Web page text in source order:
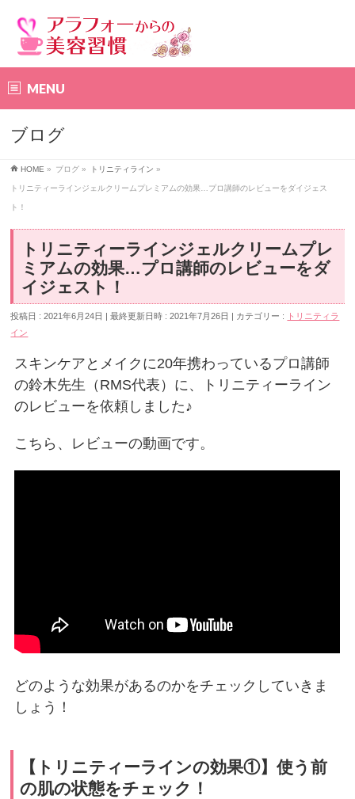
MENU
ブログ
HOME » ブログ » トリニティライン »
トリニティーラインジェルクリームプレミアムの効果…プロ講師のレビューをダイジェス
ト！
トリニティーラインジェルクリームプレ
ミアムの効果…プロ講師のレビューをダ
イジェスト！
投稿日 : 2021年6月24日 最終更新日時 : 2021年7月26日 カテゴリー :
トリニティラ
イン
スキンケアとメイクに20年携わっているプロ講師
の鈴木先生（RMS代表）に、トリニティーライン
のレビューを依頼しました♪
こちら、レビューの動画です。
どのような効果があるのかをチェックしていきま
しょう！
【トリニティーラインの効果①】使う前
の肌の状態をチェック！